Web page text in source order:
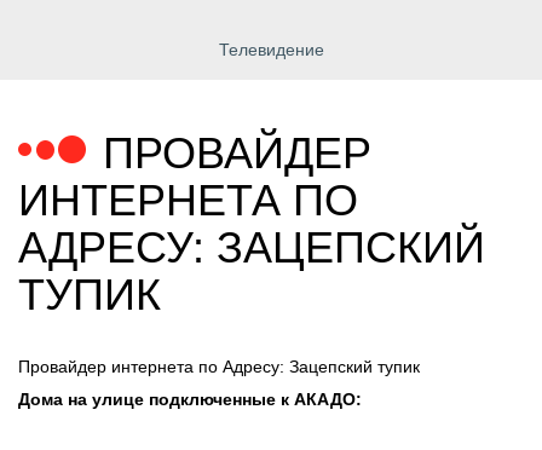
Телевидение
ПРОВАЙДЕР
ИНТЕРНЕТА ПО
АДРЕСУ: ЗАЦЕПСКИЙ
ТУПИК
Провайдер интернета по Адресу: Зацепский тупик
Дома на улице подключенные к АКАДО: